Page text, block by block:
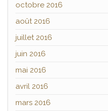
octobre 2016
août 2016
juillet 2016
juin 2016
mai 2016
avril 2016
mars 2016